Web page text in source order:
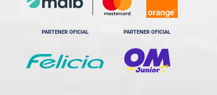
PARTENER OFICIAL PARTENER OFICIAL